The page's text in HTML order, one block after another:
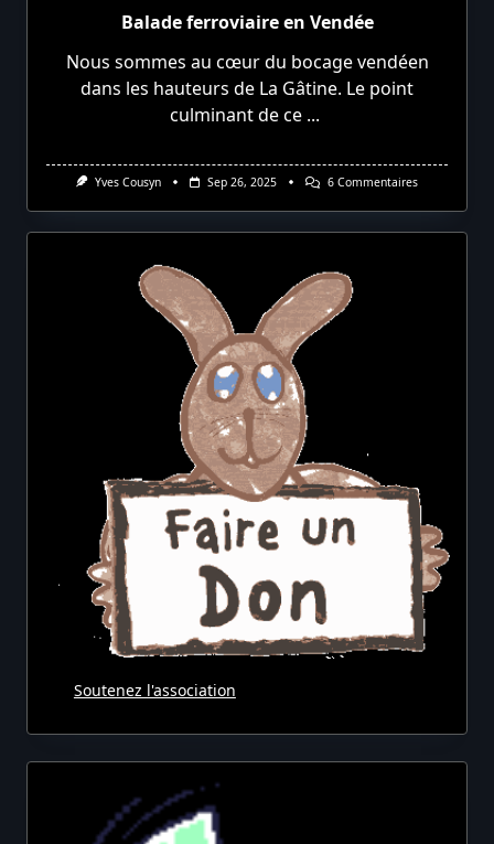
Balade ferroviaire en Vendée
Nous sommes au cœur du bocage vendéen
dans les hauteurs de La Gâtine. Le point
culminant de ce ...
Yves Cousyn Sep 26, 2025 6 CommentairesSur
Ferroviaire
En
Soutenez l'association